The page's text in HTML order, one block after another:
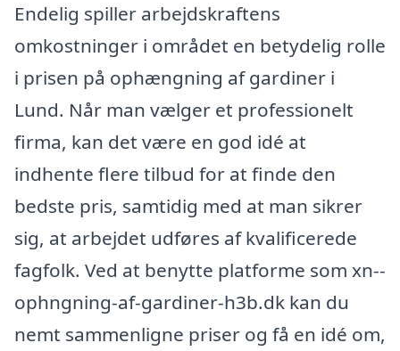
Endelig spiller arbejdskraftens
omkostninger i området en betydelig rolle
i prisen på ophængning af gardiner i
Lund. Når man vælger et professionelt
firma, kan det være en god idé at
indhente flere tilbud for at finde den
bedste pris, samtidig med at man sikrer
sig, at arbejdet udføres af kvalificerede
fagfolk. Ved at benytte platforme som xn--
ophngning-af-gardiner-h3b.dk kan du
nemt sammenligne priser og få en idé om,